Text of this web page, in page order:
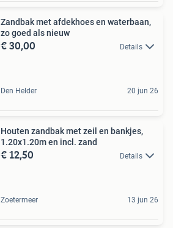
Zandbak met afdekhoes en waterbaan,
zo goed als nieuw
€ 30,00 Details
Den Helder 20 jun 26
Houten zandbak met zeil en bankjes,
1.20x1.20m en incl. zand
€ 12,50 Details
Zoetermeer 13 jun 26